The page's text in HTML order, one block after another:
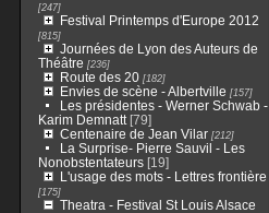
[247]
Festival Printemps d'Europe 2012
[815]
Journées de Lyon des Auteurs de
Théâtre [236]
Route des 20[182]
Envies de scène - Albertville [157]
Les présidentes - Werner Schwab -
Karim Demnatt[79]
Centenaire de Jean Vilar[212]
La Surprise- Pierre Sauvil - Les
Nonobstentateurs[19]
L'usage des mots - Lettres frontière
[175]
Theatra - Festival St Louis Alsace